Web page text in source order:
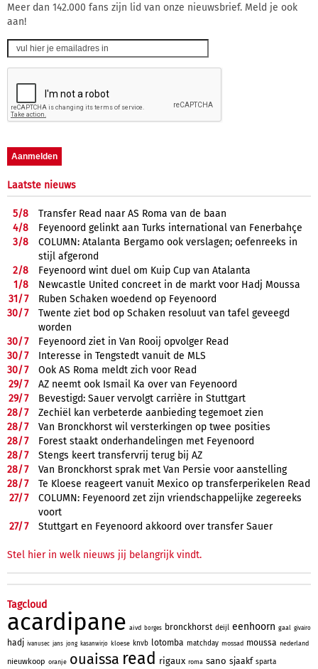
Meer dan 142.000 fans zijn lid van onze nieuwsbrief. Meld je ook
aan!
Laatste nieuws
5/8
Transfer Read naar AS Roma van de baan
4/8
Feyenoord gelinkt aan Turks international van Fenerbahçe
3/8
COLUMN: Atalanta Bergamo ook verslagen; oefenreeks in
stijl afgerond
2/8
Feyenoord wint duel om Kuip Cup van Atalanta
1/8
Newcastle United concreet in de markt voor Hadj Moussa
31/7
Ruben Schaken woedend op Feyenoord
30/7
Twente ziet bod op Schaken resoluut van tafel geveegd
worden
30/7
Feyenoord ziet in Van Rooij opvolger Read
30/7
Interesse in Tengstedt vanuit de MLS
30/7
Ook AS Roma meldt zich voor Read
29/7
AZ neemt ook Ismail Ka over van Feyenoord
29/7
Bevestigd: Sauer vervolgt carrière in Stuttgart
28/7
Zechiël kan verbeterde aanbieding tegemoet zien
28/7
Van Bronckhorst wil versterkingen op twee posities
28/7
Forest staakt onderhandelingen met Feyenoord
28/7
Stengs keert transfervrij terug bij AZ
28/7
Van Bronckhorst sprak met Van Persie voor aanstelling
28/7
Te Kloese reageert vanuit Mexico op transferperikelen Read
27/7
COLUMN: Feyenoord zet zijn vriendschappelijke zegereeks
voort
27/7 Stuttgart en Feyenoord akkoord over transfer Sauer
Stel hier in welk nieuws jij belangrijk vindt.
Tagcloud
acardipane aivd borges bronckhorst deijl eenhoorn gaal givairo
hadj ivanusec jans jong kasanwirjo kloese knvb lotomba matchday mossad moussa nederland
nieuwkoop oranje ouaissa read rigaux roma sano sjaakf sparta